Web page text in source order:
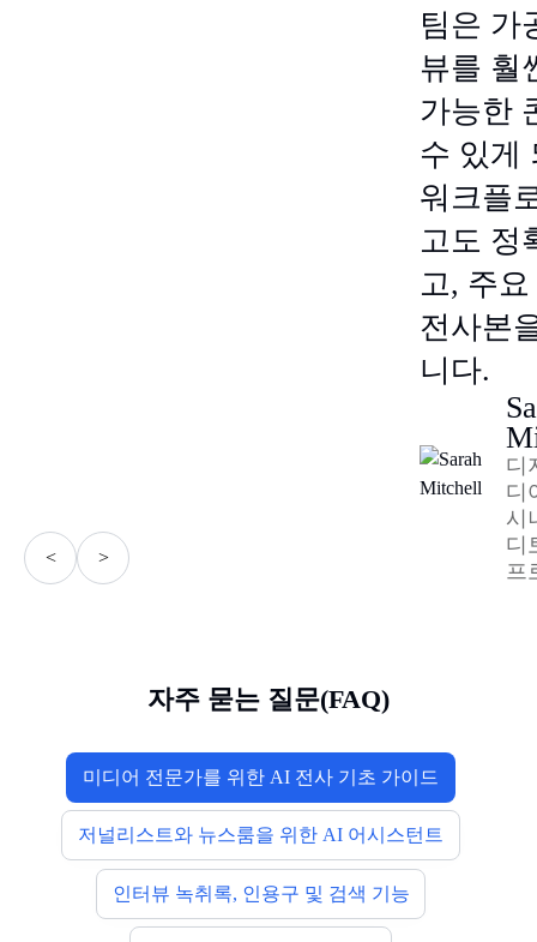
< >
팀은 가
뷰를 훨
가능한
수 있게
워크플
고도 정
고, 주
전사본
니다.
디
디
시
디
프
자주 묻는 질문(FAQ)
미디어 전문가를 위한 AI 전사 기초 가이드
저널리스트와 뉴스룸을 위한 AI 어시스턴트
인터뷰 녹취록, 인용구 및 검색 기능